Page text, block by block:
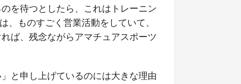
を待つとしたら、これはトレーニン
ものすごく営業活動をしていて、
ば、残念ながらアマチュアスポーツ
と申し上げているのには大きな理由